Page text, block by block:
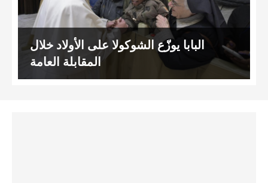
البابا يوزّع الشوكولا على الأولاد خلال
المقابلة العامة